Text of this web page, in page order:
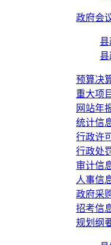
政府会
预算决
重大项
网站年
统计信
行政许
行政处
审计信
人事信
政府采
招考信
规划纲